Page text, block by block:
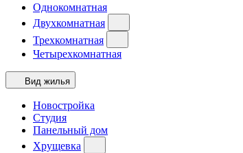
Однокомнатная
Двухкомнатная
Трехкомнатная
Четырехкомнатная
Вид жилья
Новостройка
Студия
Панельный дом
Хрущевка